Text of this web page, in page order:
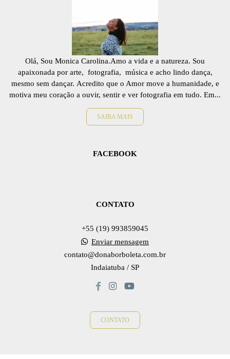
Olá, Sou Monica Carolina.Amo a vida e a natureza. Sou
apaixonada por arte, fotografia, música e acho lindo dança,
mesmo sem dançar. Acredito que o Amor move a humanidade, e
motiva meu coração a ouvir, sentir e ver fotografia em tudo. Em...
SAIBA MAIS
FACEBOOK
CONTATO
+55 (19) 993859045
Enviar mensagem
contato@donaborboleta.com.br
Indaiatuba / SP
CONTATO